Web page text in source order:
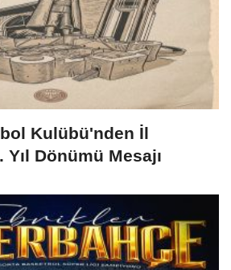
Kulübü'nden İl
Dönümü Mesajı